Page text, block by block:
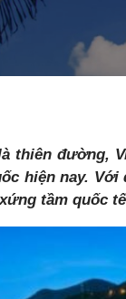
thiên đường,
hiện nay.
tầm quốc